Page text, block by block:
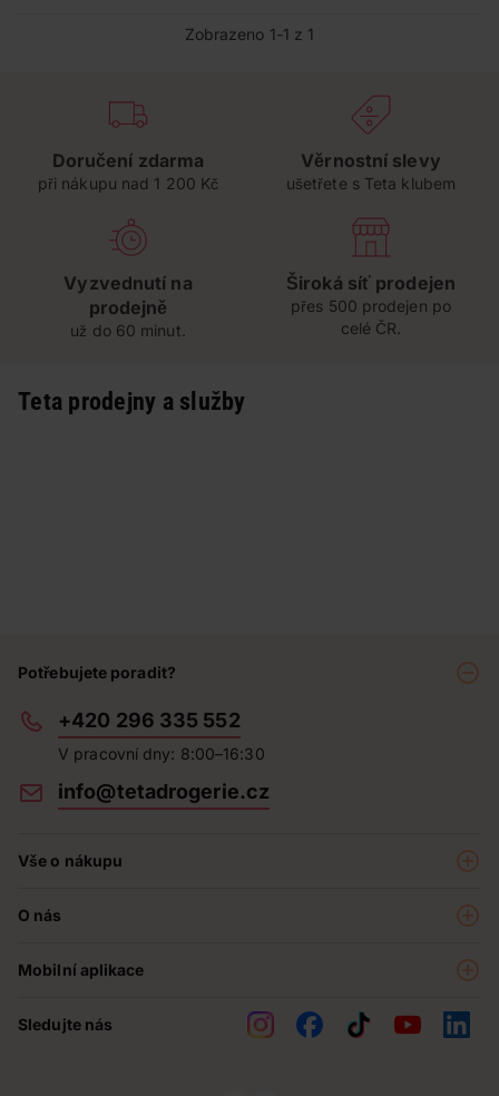
Zobrazeno 1-1 z 1
Doručení zdarma
při nákupu nad 1 200 Kč
Věrnostní slevy
ušetřete s Teta klubem
Vyzvednutí na
prodejně
už do 60 minut.
Široká síť prodejen
přes 500 prodejen po
celé ČR.
Teta prodejny a služby
Potřebujete poradit?
+420 296 335 552
V pracovní dny: 8:00–16:30
info@tetadrogerie.cz
Vše o nákupu
Prodejny
Obchodní podmínky
O nás
Teta pomáhá
Mobilní aplikace
Sledujte nás